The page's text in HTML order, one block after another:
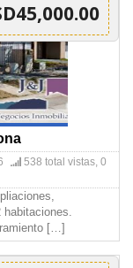
538 total vistas, 0
[…]